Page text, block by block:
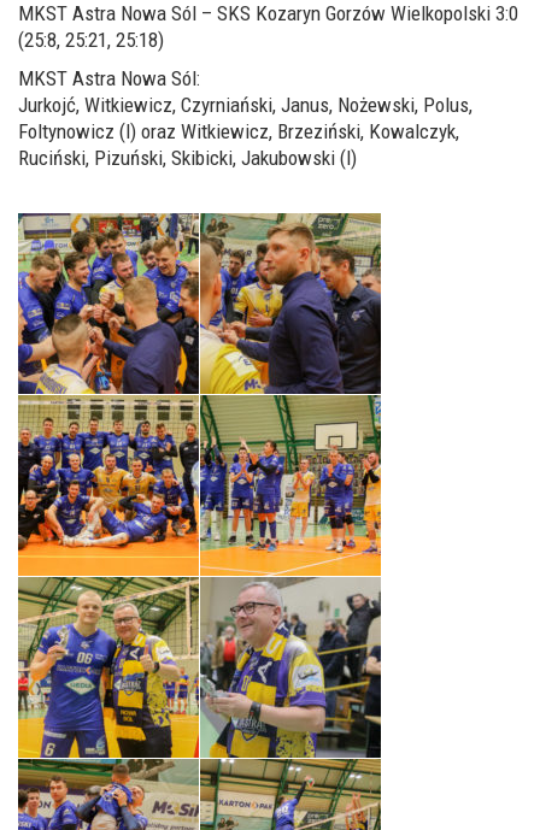
MKST Astra Nowa Sól – SKS Kozaryn Gorzów Wielkopolski 3:0
(25:8, 25:21, 25:18)
MKST Astra Nowa Sól:
Jurkojć, Witkiewicz, Czyrniański, Janus, Nożewski, Polus,
Foltynowicz (l) oraz Witkiewicz, Brzeziński, Kowalczyk,
Ruciński, Pizuński, Skibicki, Jakubowski (l)